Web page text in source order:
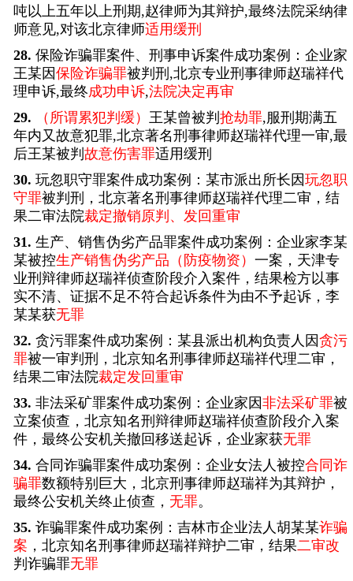
吨以上五年以上刑期,赵律师为其辩护,最终法院采纳律
师意见,对该北京律师适用缓刑
28. 保险诈骗罪案件、刑事申诉案件成功案例：企业家
王某因保险诈骗罪被判刑,北京专业刑事律师赵瑞祥代
理申诉,最终成功申诉,法院决定再审
29.
（所谓累犯判缓） 王某曾被判 抢劫罪,服刑期满五
年内又故意犯罪,北京著名刑事律师赵瑞祥代理一审,最
后王某被判 故意伤害罪适用缓刑
30. 玩忽职守罪案件成功案例：某市派出所长因玩忽职
守罪被判刑，北京著名刑事律师赵瑞祥代理二审，结
果二审法院裁定撤销原判、发回重审
31. 生产、销售伪劣产品罪案件成功案例：企业家李某
某被控生产销售伪劣产品（防疫物资） 一案，天津专
业刑辩律师赵瑞祥侦查阶段介入案件，结果检方以事
实不清、证据不足不符合起诉条件为由不予起诉，李
某某获无罪
32. 贪污罪案件成功案例：某县派出机构负责人因贪污
罪被一审判刑，北京知名刑事律师赵瑞祥代理二审，
结果二审法院裁定发回重审
33. 非法采矿罪案件成功案例：企业家因非法采矿罪被
立案侦查，北京知名刑辩律师赵瑞祥侦查阶段介入案
件，最终公安机关撤回移送起诉，企业家获无罪
34. 合同诈骗罪案件成功案例：企业女法人被控合同诈
骗罪数额特别巨大，北京刑事律师赵瑞祥为其辩护，
最终公安机关终止侦查， 无罪。
35. 诈骗罪案件成功案例：吉林市企业法人胡某某诈骗
案 ，北京知名刑事律师赵瑞祥辩护二审，结果二审改
判诈骗罪无罪